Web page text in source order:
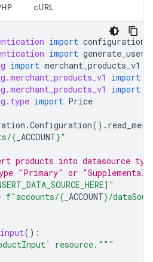
cURL
import configuration
import
import merchant_products_v1
import
import
import Price
.Configuration() .
{ _ACCOUNT}"
products into datasource
"Primary" or
f"accounts/{ _ACCOUNT}/
():
resource."""